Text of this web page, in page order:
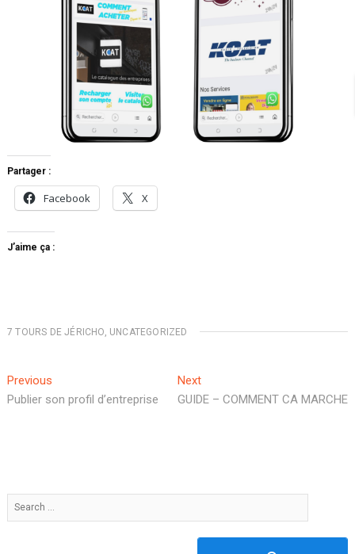
Partager :
Facebook X
J’aime ça :
7 TOURS DE JÉRICHO, UNCATEGORIZED
Navigation
de
PreviousPrevious
post:
Publier son profil d’entreprise
NextNext
post:
GUIDE – COMMENT CA MARCHE
Search
…